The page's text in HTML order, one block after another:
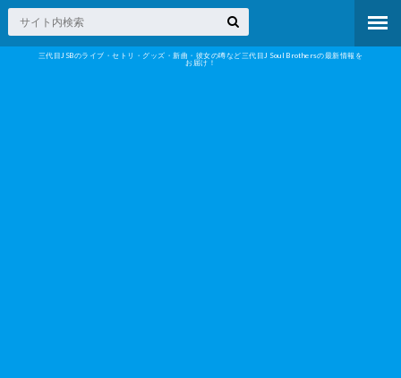
三代目JSBのライブ・セトリ・グッズ・新曲・彼女の噂など三代目J Soul Brothersの最新情報を
お届け！